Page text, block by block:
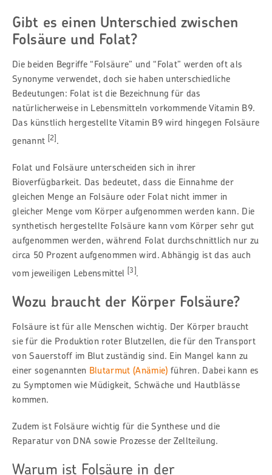
Gibt es einen Unterschied zwischen
Folsäure und Folat?
Die beiden Begriffe “Folsäure” und “Folat” werden oft als
Synonyme verwendet, doch sie haben unterschiedliche
Bedeutungen: Folat ist die Bezeichnung für das
natürlicherweise in Lebensmitteln vorkommende Vitamin B9.
Das künstlich hergestellte Vitamin B9 wird hingegen Folsäure
genannt [2].
Folat und Folsäure unterscheiden sich in ihrer
Bioverfügbarkeit. Das bedeutet, dass die Einnahme der
gleichen Menge an Folsäure oder Folat nicht immer in
gleicher Menge vom Körper aufgenommen werden kann. Die
synthetisch hergestellte Folsäure kann vom Körper sehr gut
aufgenommen werden, während Folat durchschnittlich nur zu
circa 50 Prozent aufgenommen wird. Abhängig ist das auch
vom jeweiligen Lebensmittel [3].
Wozu braucht der Körper Folsäure?
Folsäure ist für alle Menschen wichtig. Der Körper braucht
sie für die Produktion roter Blutzellen, die für den Transport
von Sauerstoff im Blut zuständig sind. Ein Mangel kann zu
einer sogenannten Blutarmut (Anämie) führen. Dabei kann es
zu Symptomen wie Müdigkeit, Schwäche und Hautblässe
kommen.
Zudem ist Folsäure wichtig für die Synthese und die
Reparatur von DNA sowie Prozesse der Zellteilung.
Warum ist Folsäure in der